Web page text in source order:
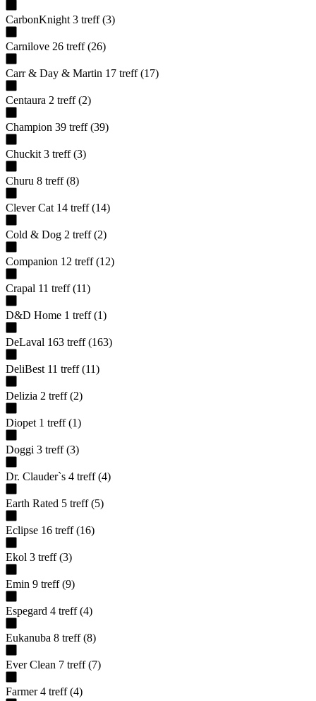
CarbonKnight 3 treff (3)
Carnilove 26 treff (26)
Carr & Day & Martin 17 treff (17)
Centaura 2 treff (2)
Champion 39 treff (39)
Chuckit 3 treff (3)
Churu 8 treff (8)
Clever Cat 14 treff (14)
Cold & Dog 2 treff (2)
Companion 12 treff (12)
Crapal 11 treff (11)
D&D Home 1 treff (1)
DeLaval 163 treff (163)
DeliBest 11 treff (11)
Delizia 2 treff (2)
Diopet 1 treff (1)
Doggi 3 treff (3)
Dr. Clauder`s 4 treff (4)
Earth Rated 5 treff (5)
Eclipse 16 treff (16)
Ekol 3 treff (3)
Emin 9 treff (9)
Espegard 4 treff (4)
Eukanuba 8 treff (8)
Ever Clean 7 treff (7)
Farmer 4 treff (4)